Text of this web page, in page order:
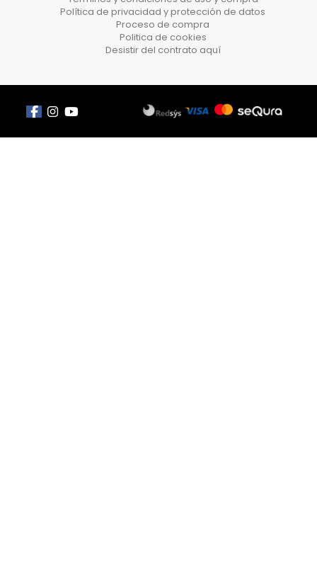
Política de privacidad y protección de datos
Proceso de compra
Politica de cookies
Desistir del contrato aquí